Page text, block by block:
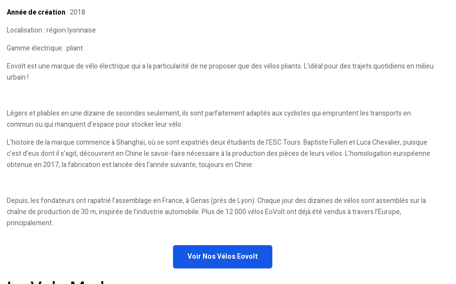
Année de création : 2018
Localisation : région lyonnaise
Gamme électrique : pliant
Eovolt est une marque de vélo électrique qui a la particularité de ne proposer que des vélos pliants. L’idéal pour des trajets quotidiens en milieu
urbain !
Légers et pliables en une dizaine de secondes seulement, ils sont parfaitement adaptés aux cyclistes qui empruntent les transports en
commun ou qui manquent d’espace pour stocker leur vélo.
L’histoire de la marque commence à Shanghaï, où se sont expatriés deux étudiants de l’ESC Tours. Baptiste Fullen et Luca Chevalier, puisque
c’est d’eux dont il s’agit, découvrent en Chine le savoir-faire nécessaire à la production des pièces de leurs vélos. L’homologation européenne
obtenue en 2017, la fabrication est lancée dès l’année suivante, toujours en Chine.
Depuis, les fondateurs ont rapatrié l’assemblage en France, à Genas (près de Lyon). Chaque jour des dizaines de vélos sont assemblés sur la
chaîne de production de 30 m, inspirée de l’industrie automobile. Plus de 12 000 vélos EoVolt ont déjà été vendus à travers l’Europe,
principalement.
Voir Nos Vélos Eovolt